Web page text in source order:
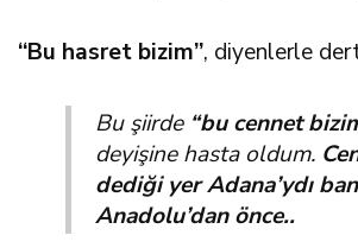
“Bu hasret bizim”, diyenlerle
Bu şiirde “bu cennet
deyişine hasta oldum.
dediği yer Adana’ydı
Anadolu’dan önce..